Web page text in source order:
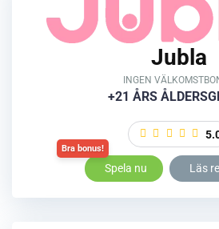
Jubla
INGEN
+21 ÅRS
Spela nu Läs